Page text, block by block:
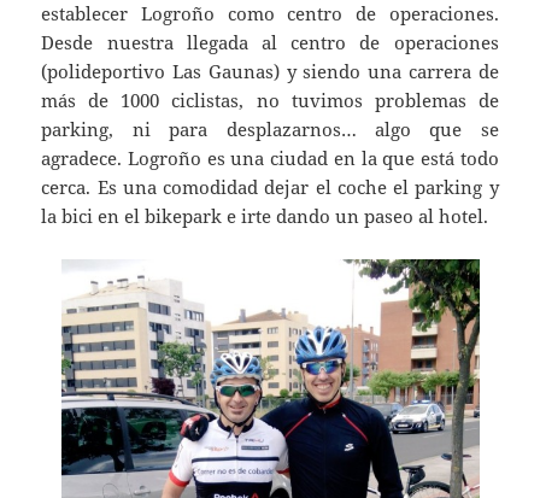
establecer Logroño como centro de operaciones.
Desde nuestra llegada al centro de operaciones
(polideportivo Las Gaunas) y siendo una carrera de
más de 1000 ciclistas, no tuvimos problemas de
parking, ni para desplazarnos… algo que se
agradece. Logroño es una ciudad en la que está todo
cerca. Es una comodidad dejar el coche el parking y
la bici en el bikepark e irte dando un paseo al hotel.